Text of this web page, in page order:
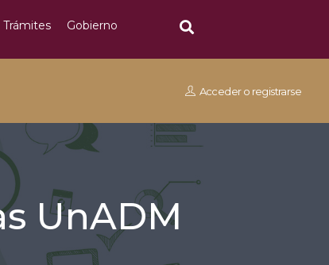
Trámites Gobierno
Acceder o registrarse
UnADM